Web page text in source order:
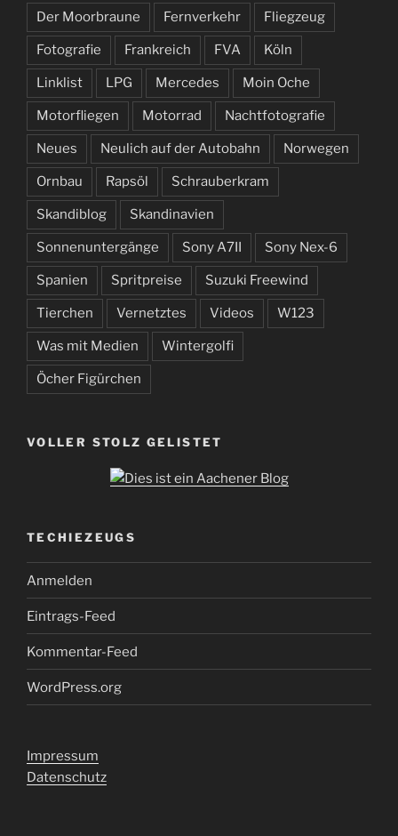
Der Moorbraune Fernverkehr Fliegzeug
Fotografie Frankreich FVA Köln
Linklist LPG Mercedes Moin Oche
Motorfliegen Motorrad Nachtfotografie
Neues Neulich auf der Autobahn Norwegen
Ornbau Rapsöl Schrauberkram
Skandiblog Skandinavien
Sonnenuntergänge Sony A7II Sony Nex-6
Spanien Spritpreise Suzuki Freewind
Tierchen Vernetztes Videos W123
Was mit Medien Wintergolfi
Öcher Figürchen
VOLLER STOLZ GELISTET
TECHIEZEUGS
Anmelden
Eintrags-Feed
Kommentar-Feed
WordPress.org
Impressum
Datenschutz